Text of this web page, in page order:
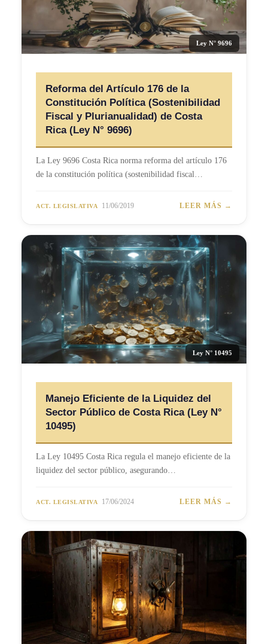
Ley N° 9696
Reforma del Artículo 176 de la
Constitución Política (Sostenibilidad
Fiscal y Plurianualidad) de Costa
Rica (Ley N° 9696)
La Ley 9696 Costa Rica norma reforma del artículo 176
de la constitución política (sostenibilidad fiscal…
ACT. LEGISLATIVA 11/06/2019 LEER MÁS →
Ley N° 10495
Manejo Eficiente de la Liquidez del
Sector Público de Costa Rica (Ley N°
10495)
La Ley 10495 Costa Rica regula el manejo eficiente de la
liquidez del sector público, asegurando…
ACT. LEGISLATIVA 17/06/2024 LEER MÁS →